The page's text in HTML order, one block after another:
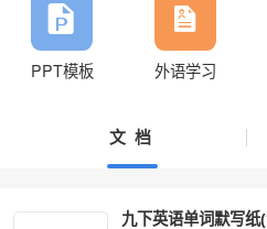
PPT模板 外语学习
文 档
九下英语单词默写纸